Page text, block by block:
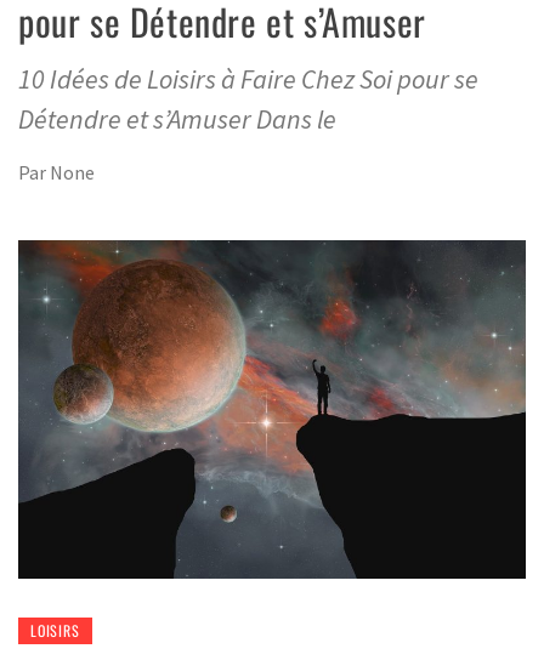
pour se Détendre et s’Amuser
10 Idées de Loisirs à Faire Chez Soi pour se
Détendre et s’Amuser Dans le
Par None
LOISIRS